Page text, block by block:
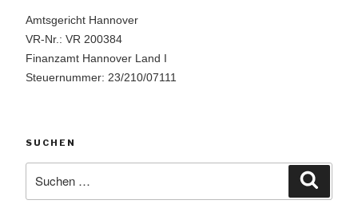
Amtsgericht Hannover
VR-Nr.: VR 200384
Finanzamt Hannover Land I
Steuernummer: 23/210/07111
SUCHEN
nach: